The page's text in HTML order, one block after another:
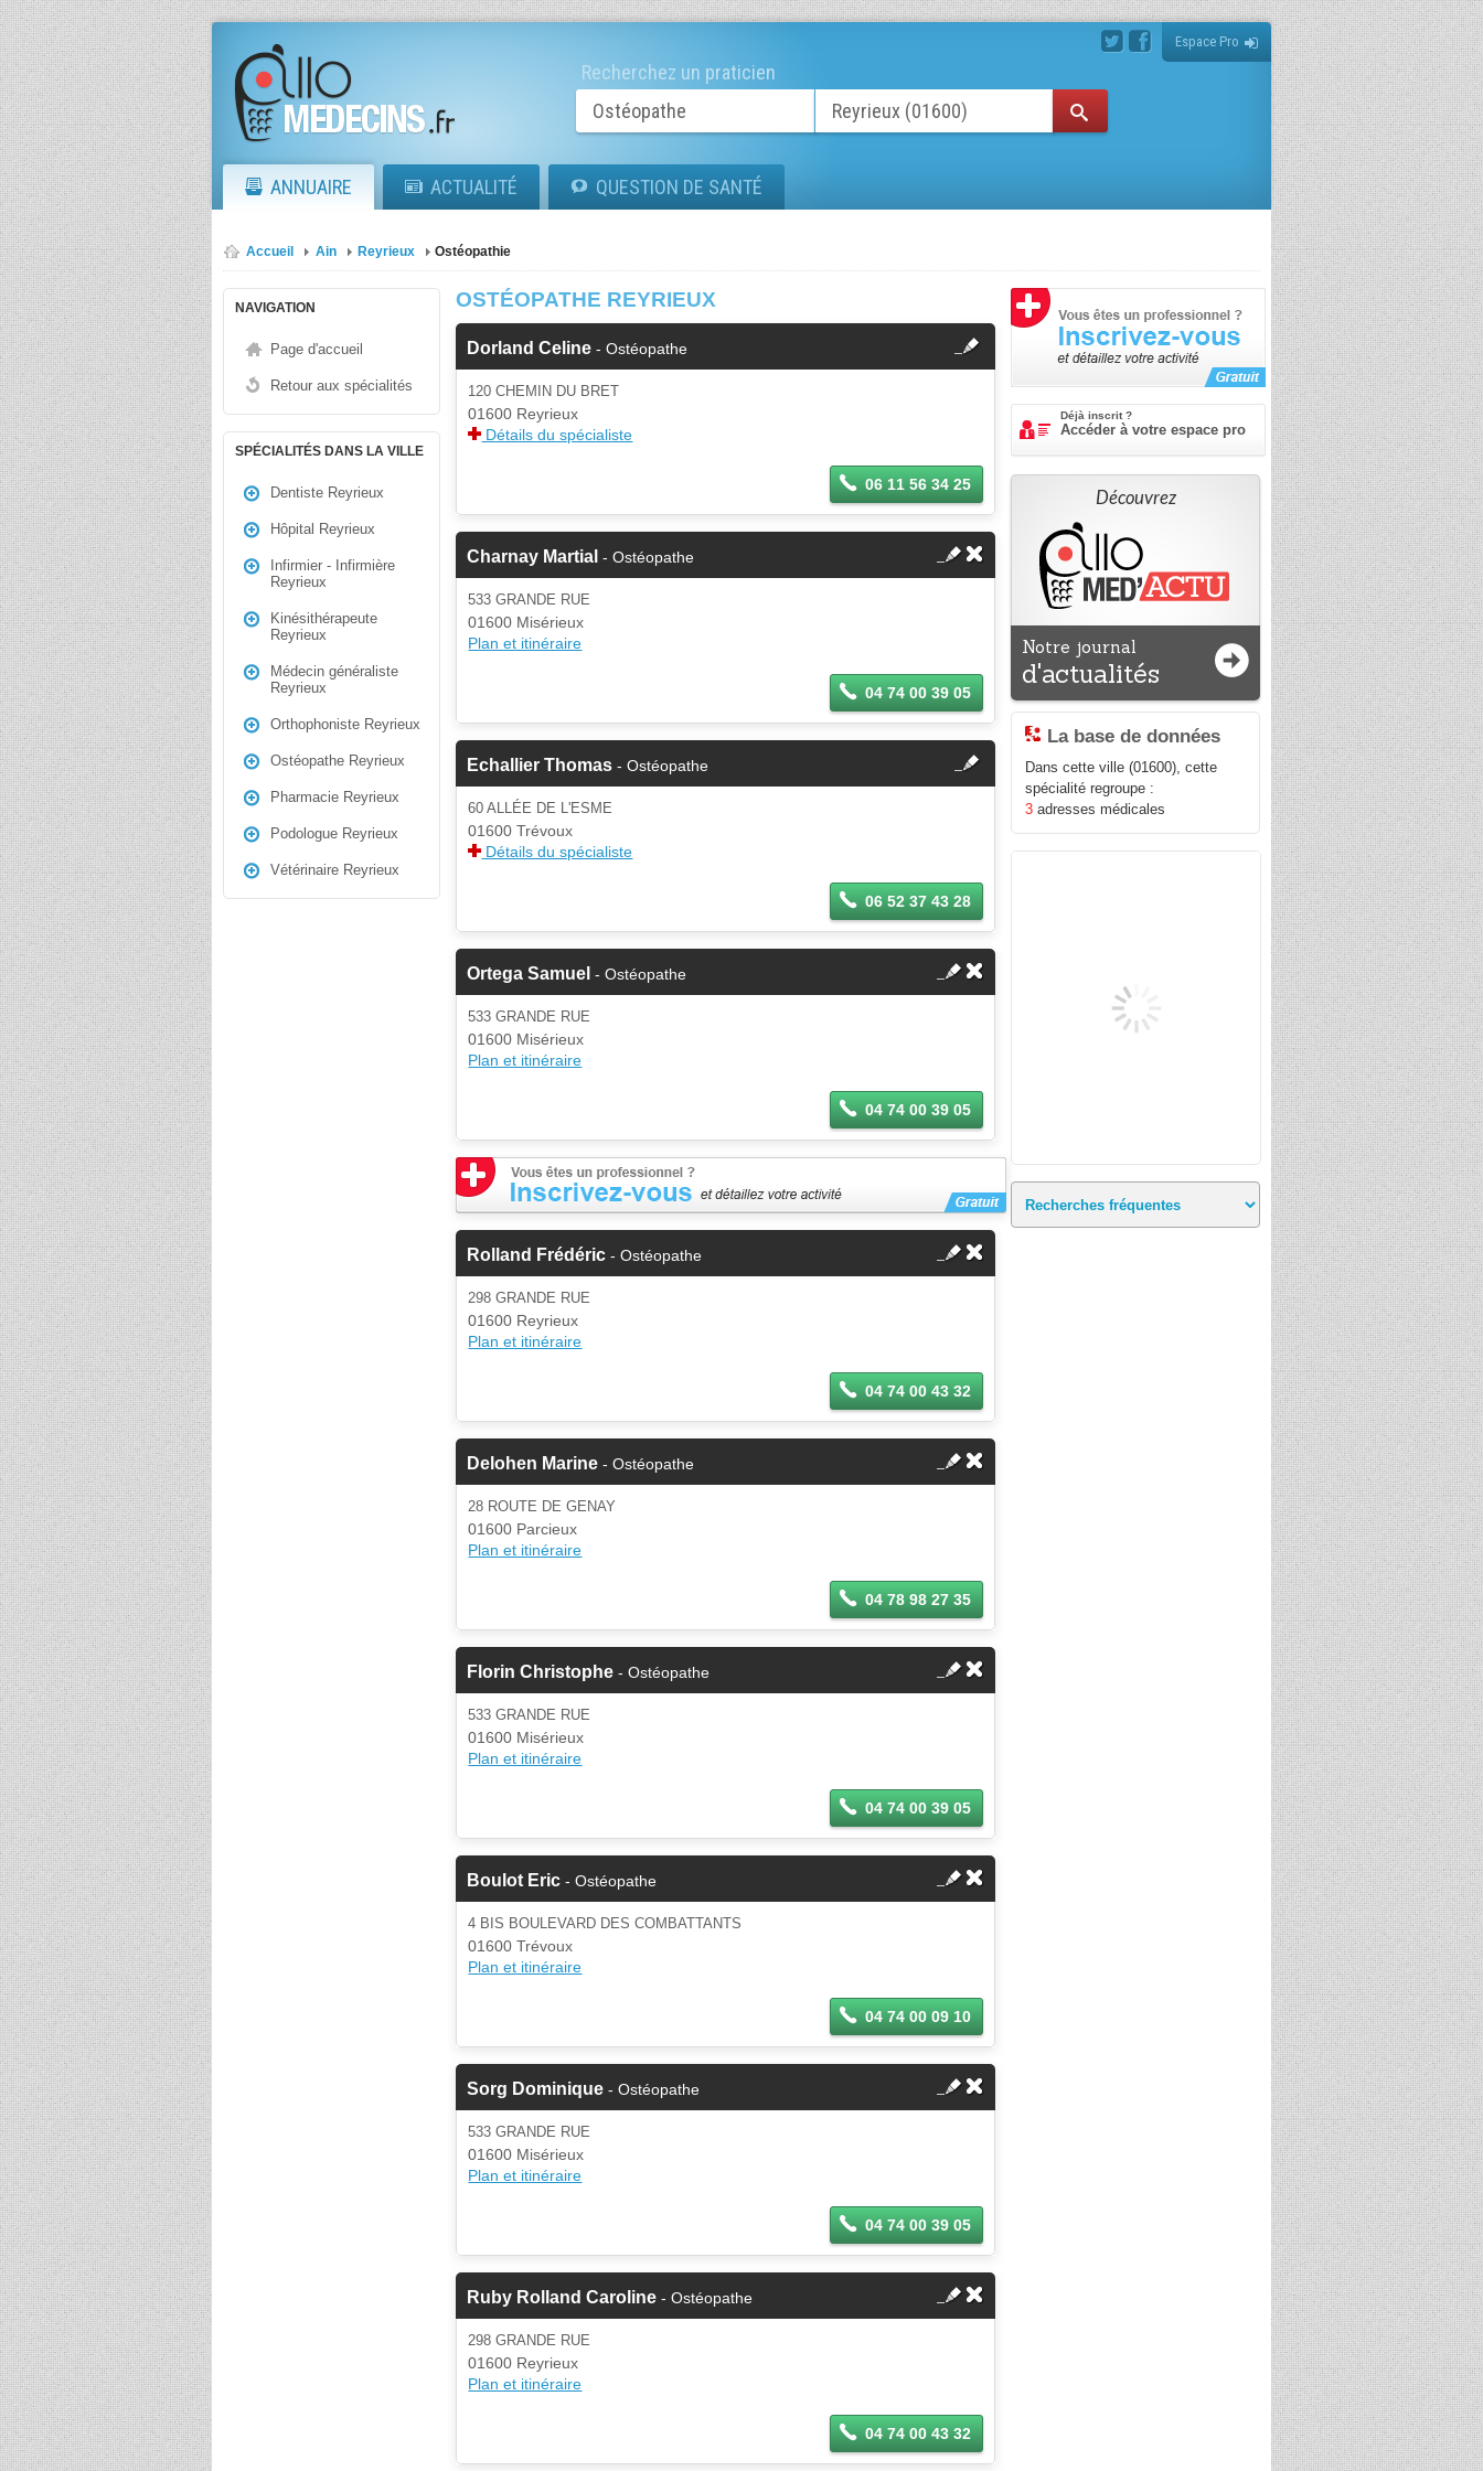
Espace Pro
Recherchez un praticien
ANNUAIRE ACTUALITÉ QUESTION DE SANTÉ
Accueil Ain Reyrieux Ostéopathie
NAVIGATION
Page d'accueil
Retour aux spécialités
SPÉCIALITÉS DANS LA VILLE
Dentiste Reyrieux
Hôpital Reyrieux
Infirmier - Infirmière
Reyrieux
Kinésithérapeute
Reyrieux
Médecin généraliste
Reyrieux
Orthophoniste Reyrieux
Ostéopathe Reyrieux
Pharmacie Reyrieux
Podologue Reyrieux
Vétérinaire Reyrieux
OSTÉOPATHE REYRIEUX
Dorland Celine - Ostéopathe fermer
Cette fiche est la propriété
d'un membre.
Si vous êtes ce membre, mettez à
jour ces informations sur votre
120 CHEMIN DU BRET
01600 Reyrieux
Détails du spécialiste
06 11 56 34 25
Charnay Martial - Ostéopathe
533 GRANDE RUE
01600 Misérieux
Plan et itinéraire
04 74 00 39 05
Echallier Thomas - Ostéopathe fermer
Cette fiche est la propriété
d'un membre.
Si vous êtes ce membre, mettez à
jour ces informations sur votre
60 ALLÉE DE L'ESME
01600 Trévoux
Détails du spécialiste
06 52 37 43 28
Ortega Samuel - Ostéopathe
533 GRANDE RUE
01600 Misérieux
Plan et itinéraire
04 74 00 39 05
Rolland Frédéric - Ostéopathe
298 GRANDE RUE
01600 Reyrieux
Plan et itinéraire
04 74 00 43 32
Delohen Marine - Ostéopathe
28 ROUTE DE GENAY
01600 Parcieux
Plan et itinéraire
04 78 98 27 35
Florin Christophe - Ostéopathe
533 GRANDE RUE
01600 Misérieux
Plan et itinéraire
04 74 00 39 05
Boulot Eric - Ostéopathe
4 BIS BOULEVARD DES COMBATTANTS
01600 Trévoux
Plan et itinéraire
04 74 00 09 10
Sorg Dominique - Ostéopathe
533 GRANDE RUE
01600 Misérieux
Plan et itinéraire
04 74 00 39 05
Ruby Rolland Caroline - Ostéopathe
298 GRANDE RUE
01600 Reyrieux
Plan et itinéraire
04 74 00 43 32
Déjà inscrit ?
Accéder à votre espace pro
Découvrez
Notre journal
d'actualités
La base de données
Dans cette ville (01600), cette
spécialité regroupe :
3 adresses médicales